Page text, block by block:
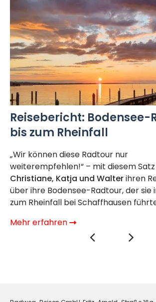
Reisebericht: Bodensee-
bis zum Rheinfall
„Wir können diese Radtour nur
weiterempfehlen!“ – mit diesem
Christiane, Katja und Walterihren
über ihre Bodensee-Radtour, der sie
zum Rheinfall bei Schaffhausen
Mehr erfahren